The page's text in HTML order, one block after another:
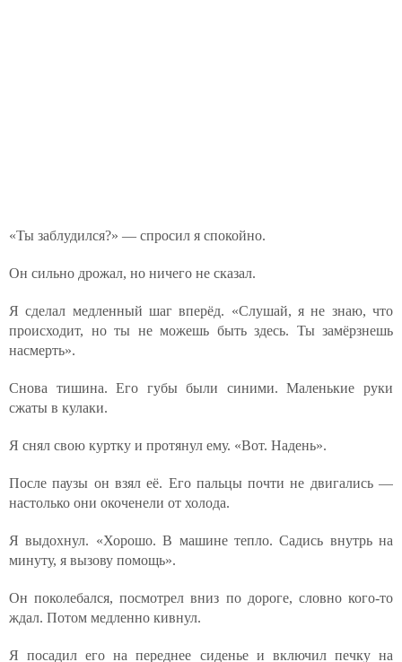
«Ты заблудился?» — спросил я спокойно.
Он сильно дрожал, но ничего не сказал.
Я сделал медленный шаг вперёд. «Слушай, я не знаю, что
происходит, но ты не можешь быть здесь. Ты замёрзнешь
насмерть».
Снова тишина. Его губы были синими. Маленькие руки
сжаты в кулаки.
Я снял свою куртку и протянул ему. «Вот. Надень».
После паузы он взял её. Его пальцы почти не двигались —
настолько они окоченели от холода.
Я выдохнул. «Хорошо. В машине тепло. Садись внутрь на
минуту, я вызову помощь».
Он поколебался, посмотрел вниз по дороге, словно кого-то
ждал. Потом медленно кивнул.
Я посадил его на переднее сиденье и включил печку на